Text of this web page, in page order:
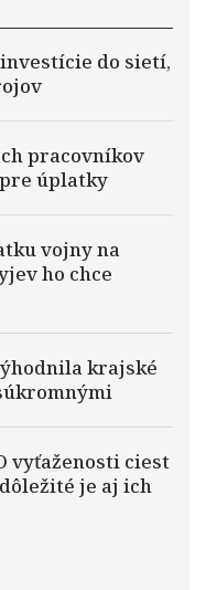
do sietí,
pracovníkov
úplatky
vojny na
ho chce
krajské
vyťaženosti ciest
je aj ich